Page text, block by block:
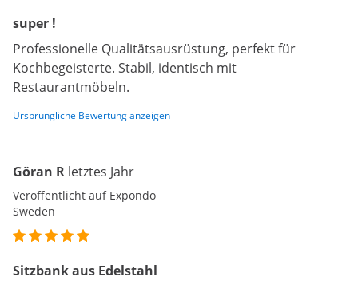
super !
Professionelle Qualitätsausrüstung, perfekt für
Kochbegeisterte. Stabil, identisch mit
Restaurantmöbeln.
Ursprüngliche Bewertung anzeigen
Göran R letztes Jahr
Veröffentlicht auf Expondo
Sweden
Sitzbank aus Edelstahl